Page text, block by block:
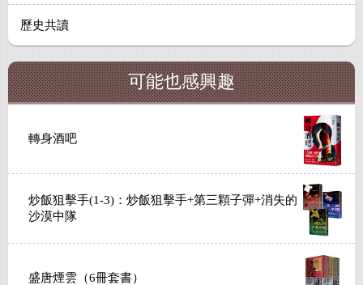
歷史共讀
可能也感興趣
轉身酒吧
炒飯狙擊手(1-3)：炒飯狙擊手+第三顆子彈+消失的
沙漠中隊
盛唐煙雲（6冊套書）